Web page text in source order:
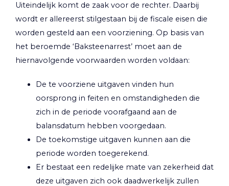
Uiteindelijk komt de zaak voor de rechter. Daarbij
wordt er allereerst stilgestaan bij de fiscale eisen die
worden gesteld aan een voorziening. Op basis van
het beroemde ‘Baksteenarrest’ moet aan de
hiernavolgende voorwaarden worden voldaan:
De te voorziene uitgaven vinden hun
oorsprong in feiten en omstandigheden die
zich in de periode voorafgaand aan de
balansdatum hebben voorgedaan.
De toekomstige uitgaven kunnen aan die
periode worden toegerekend.
Er bestaat een redelijke mate van zekerheid dat
deze uitgaven zich ook daadwerkelijk zullen